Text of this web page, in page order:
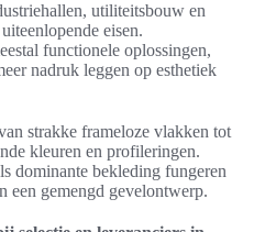
utiliteitsbouw en
eisen.
functionele oplossingen,
nadruk leggen op esthetiek
strakke frameloze vlakken tot
kleuren en profileringen.
dominante bekleding fungeren
een gemengd gevelontwerp.